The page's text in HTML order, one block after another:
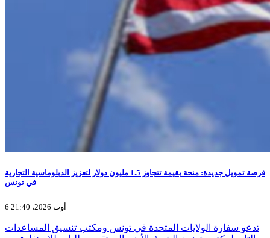
فرصة تمويل جديدة: منحة بقيمة تتجاوز 1.5 مليون دولار لتعزيز الدبلوماسية التجارية
في تونس
6 أوت 2026، 21:40
تدعو سفارة الولايات المتحدة في تونس ومكتب تنسيق المساعدات